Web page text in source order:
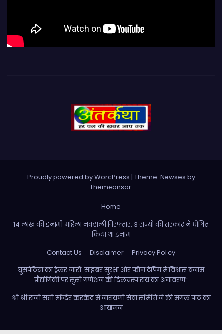
Proudly powered by WordPress | Theme: Newses by
Themeansar.
Home
14 लाख की इनामी महिला नक्सली गिरफ्तार, 3 राज्यों की सरकार ने घोषित
किया था इनाम
Contact Us
Disclaimer
Privacy Policy
घुसपैठिया का ट्रेलर जारी: साइबर सुरक्षा और फोन टैपिंग में विश्वास बनाम
प्रौद्योगिकी पर सुसी गणेशन की दिलचस्प राय का अनावरण”
श्री श्री रानी सती मन्दिर करकेंद में नारायणी सेवा समिति ने की मंगल पाठ का
आयोजन